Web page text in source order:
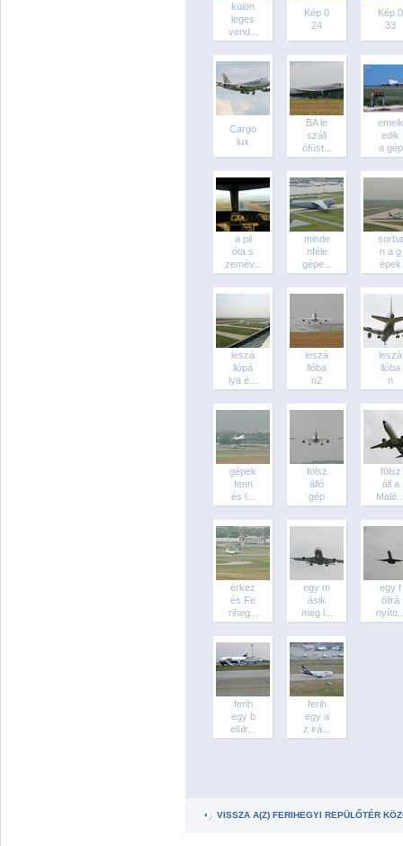
külön
leges
vend...
Kép 0
24
Kép 0
33
Cargo
lux
BA le
száll
ófüst...
emelk
edik
a gép
a pil
óta s
zemév...
minde
nféle
gépe...
sorba
n a g
épek
leszá
llópá
lya é...
leszá
llóba
n2
leszá
llóba
n
gépek
fenn
és l...
fölsz
álló
gép
fölsz
áll a
érkez
és Fe
riheg...
egy m
ásik
meg l...
egy f
ölirá
ferih
egy b
elülr...
ferih
egy a
z irá...
VISSZA A(Z) FERIHEGYI REPÜLŐTÉR